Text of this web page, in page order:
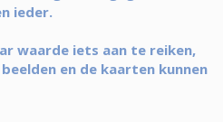
ieder.
waarde iets aan te reiken,
en de kaarten kunnen